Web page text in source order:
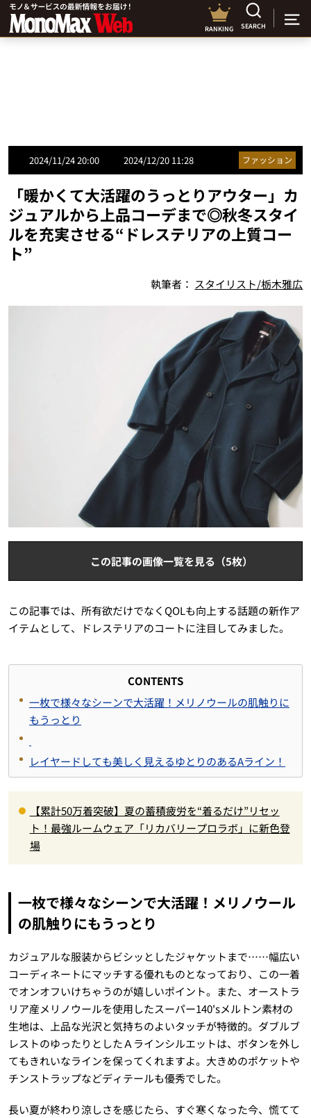
RANKING SEARCH
2024/11/24 20:00 2024/12/20 11:28 ファッション
「暖かくて大活躍のうっとりアウター」カ
ジュアルから上品コーデまで◎秋冬スタイ
ルを充実させる“ドレステリアの上質コー
ト”
執筆者： スタイリスト/栃木雅広
この記事の画像一覧を見る（5枚）
この記事では、所有欲だけでなくQOLも向上する話題の新作ア
イテムとして、ドレステリアのコートに注目してみました。
CONTENTS
一枚で様々なシーンで大活躍！メリノウールの肌触りに
もうっとり
レイヤードしても美しく見えるゆとりのあるAライン！
【累計50万着突破】夏の蓄積疲労を“着るだけ”リセッ
ト！最強ルームウェア「リカバリープロラボ」に新色登
場
一枚で様々なシーンで大活躍！メリノウール
の肌触りにもうっとり
カジュアルな服装からビシッとしたジャケットまで……幅広い
コーディネートにマッチする優れものとなっており、この一着
でオンオフいけちゃうのが嬉しいポイント。また、オーストラ
リア産メリノウールを使用したスーパー140'sメルトン素材の
生地は、上品な光沢と気持ちのよいタッチが特徴的。ダブルブ
レストのゆったりとしたＡラインシルエットは、ボタンを外し
てもきれいなラインを保ってくれますよ。大きめのポケットや
チンストラップなどディテールも優秀でした。
長い夏が終わり涼しさを感じたら、すぐ寒くなった今、慌てて